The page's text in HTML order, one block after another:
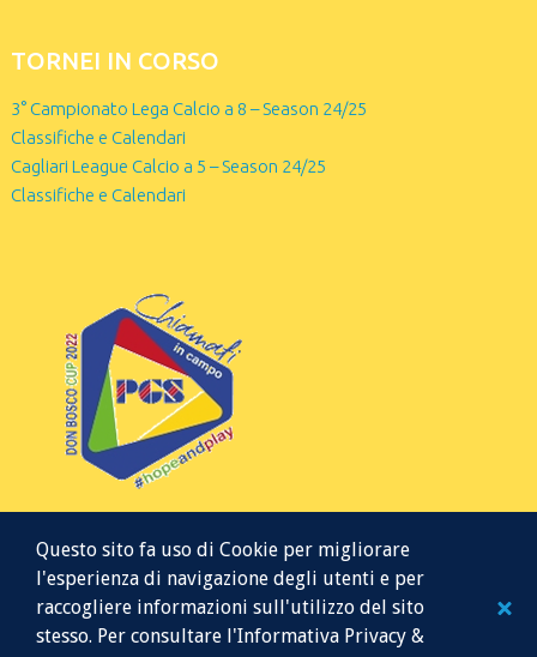
TORNEI IN CORSO
3° Campionato Lega Calcio a 8 – Season 24/25
Classifiche e Calendari
Cagliari League Calcio a 5 – Season 24/25
Classifiche e Calendari
Questo sito fa uso di Cookie per migliorare
l'esperienza di navigazione degli utenti e per
raccogliere informazioni sull'utilizzo del sito
stesso. Per consultare l'Informativa Privacy &